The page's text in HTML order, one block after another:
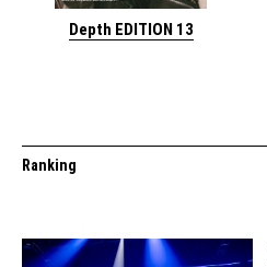
Depth EDITION 13
Ranking